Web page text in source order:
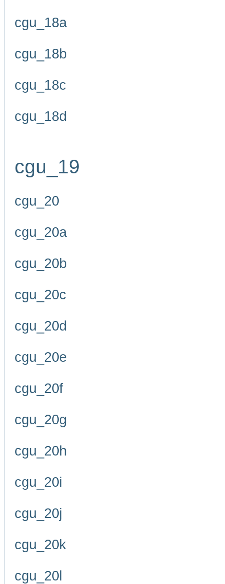
cgu_18a
cgu_18b
cgu_18c
cgu_18d
cgu_19
cgu_20
cgu_20a
cgu_20b
cgu_20c
cgu_20d
cgu_20e
cgu_20f
cgu_20g
cgu_20h
cgu_20i
cgu_20j
cgu_20k
cgu_20l